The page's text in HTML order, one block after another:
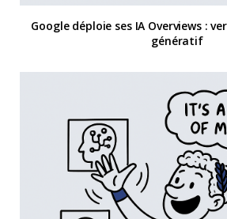
Google déploie ses IA Overviews :
génératif